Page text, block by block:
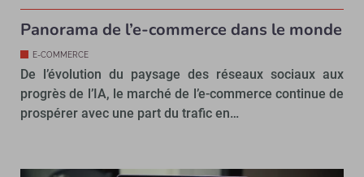
Panorama de l’e-commerce dans le monde
E-COMMERCE
De l’évolution du paysage des réseaux sociaux aux
progrès de l’IA, le marché de l’e-commerce continue de
prospérer avec une part du trafic en…